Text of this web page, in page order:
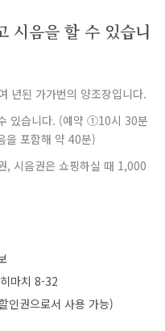
시음을 할 수 있습니
년된 가가번의 양조장입니다.
있습니다. (예약 ①10시 30분
포함해 약 40분)
, 시음권은 쇼핑하실 때 1,000
마치 8-32
인권으로서 사용 가능)